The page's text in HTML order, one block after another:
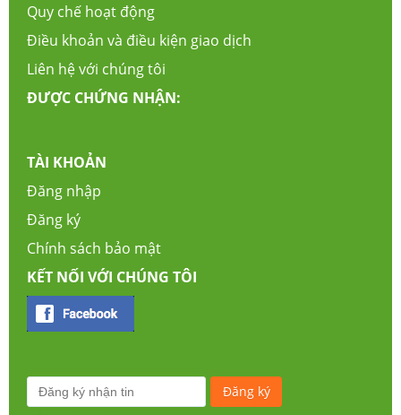
Quy chế hoạt động
Điều khoản và điều kiện giao dịch
Liên hệ với chúng tôi
ĐƯỢC CHỨNG NHẬN:
TÀI KHOẢN
Đăng nhập
Đăng ký
Chính sách bảo mật
KẾT NỐI VỚI CHÚNG TÔI